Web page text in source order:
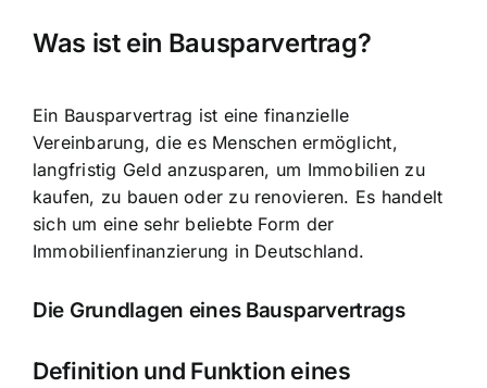
Was ist ein Bausparvertrag?
Ein Bausparvertrag ist eine finanzielle
Vereinbarung, die es Menschen ermöglicht,
langfristig Geld anzusparen, um Immobilien zu
kaufen, zu bauen oder zu renovieren. Es handelt
sich um eine sehr beliebte Form der
Immobilienfinanzierung in Deutschland.
Die Grundlagen eines Bausparvertrags
Definition und Funktion eines